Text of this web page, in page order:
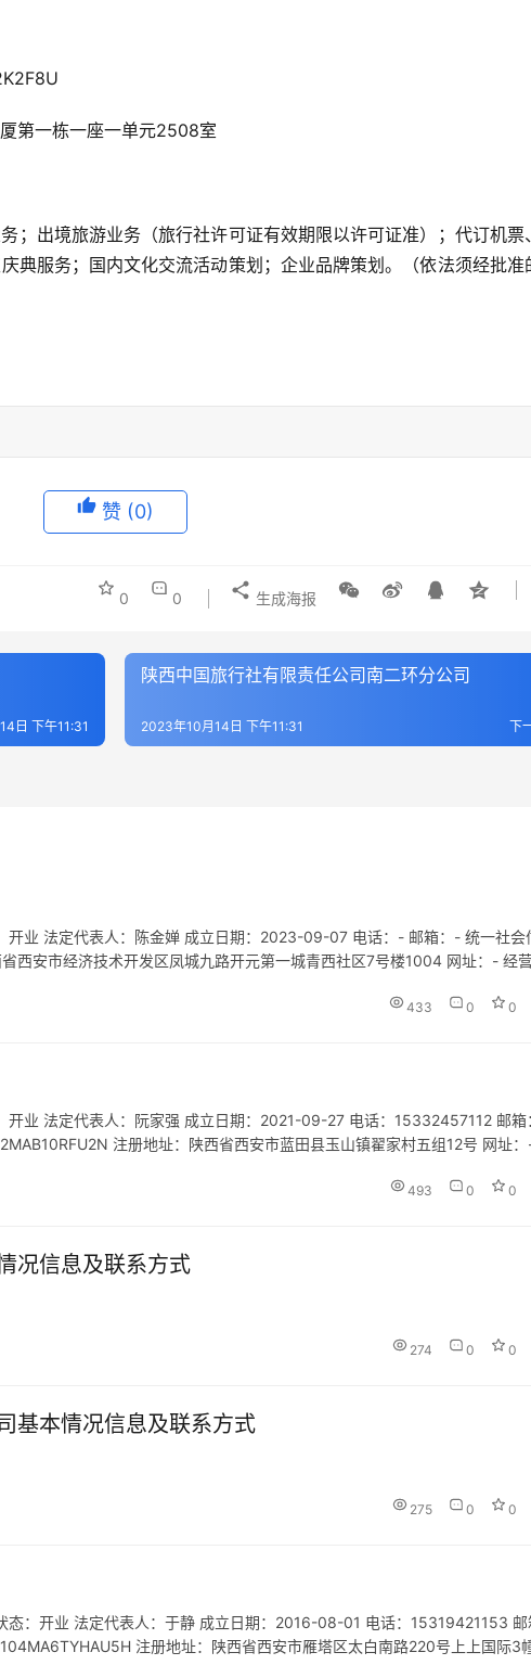
第一栋一座一单元2508室
；出境旅游业务（旅行社许可证有效期限以许可证准）；代订机票
典服务；国内文化交流活动策划；企业品牌策划。（依法须经批准
赞 (0)
0 0 生成海报
日 下午11:31
陕西中国旅行社有限责任公司南二环分公司
下
2023年10月14日 下午11:31
开业 法定代表人：陈金婵 成立日期：2023-09-07 电话：- 邮箱：- 统一社会
西安市经济技术开发区凤城九路开元第一城青西社区7号楼1004 网址：- 经
433 0 0
开业 法定代表人：阮家强 成立日期：2021-09-27 电话：15332457112 邮箱
注册地址：陕西省西安市蓝田县玉山镇翟家村五组12号 网址
493 0 0
况信息及联系方式
274 0 0
基本情况信息及联系方式
275 0 0
态：开业 法定代表人：于静 成立日期：2016-08-01 电话：15319421153 邮
注册地址：陕西省西安市雁塔区太白南路220号上上国际3